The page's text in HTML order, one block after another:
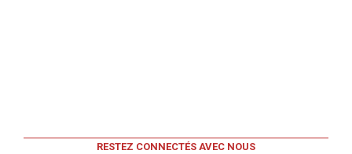
RESTEZ CONNECTÉS AVEC NOUS